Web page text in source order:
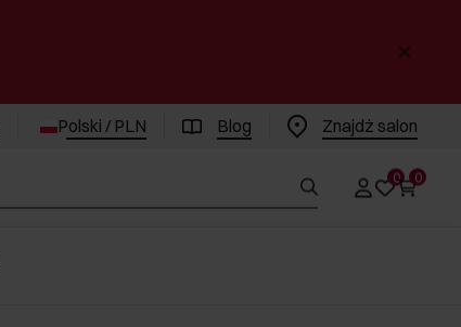
Polski / PLN Blog Znajdż salon
0 0